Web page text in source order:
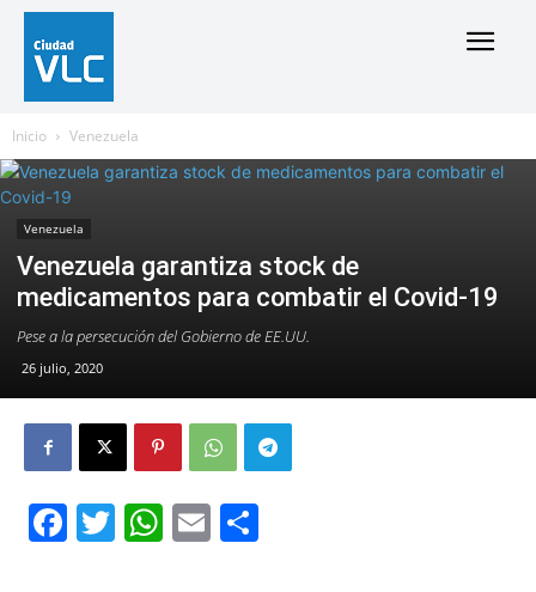
Inicio Venezuela
Venezuela
Venezuela garantiza stock de
medicamentos para combatir el Covid-19
Pese a la persecución del Gobierno de EE.UU.
26 julio, 2020
Facebook
Twitter
WhatsApp
Email